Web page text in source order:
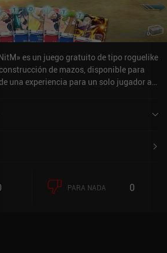
es un juego gratuito de tipo roguelike
de mazos, disponible para
una experiencia para un solo jugador a
de 3,8 sobre 5,0 en Google Play y
PARA NADA 0